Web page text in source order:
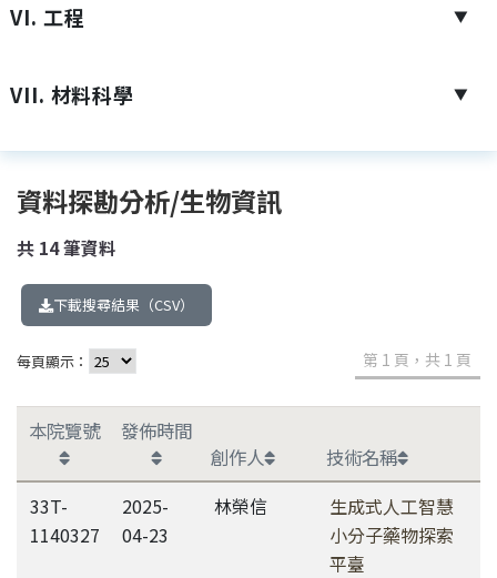
VI. 工程 ▼
VII. 材料科學 ▼
資料探勘分析/生物資訊
共 14筆資料
下載搜尋結果（CSV）
每頁顯示： 第 1 頁，共 1 頁
本院覽號
發佈時間
創作人
技術名稱
33T-
1140327
2025-
04-23
林榮信
生成式人工智慧
小分子藥物探索
平臺